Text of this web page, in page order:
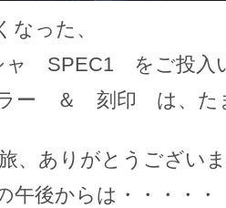
なった、
SPEC1 をご投入
ラー ＆ 刻印 は、た
、ありがとうござい
午後からは・・・・・